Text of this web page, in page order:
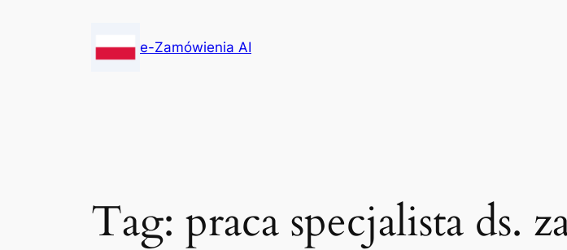
e-Zamówienia AI
Tag: praca specjalista ds.